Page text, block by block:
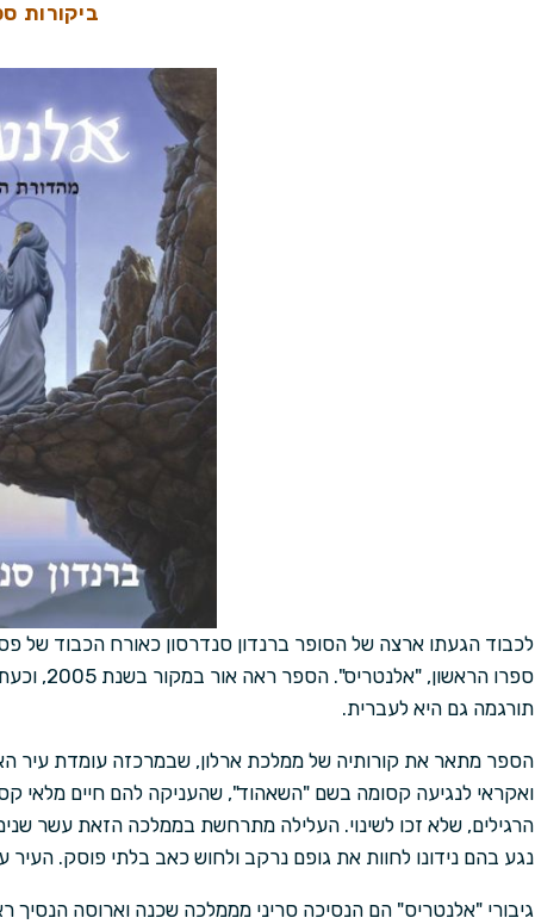
ביקורות
ספרו
תורגמה גם היא לעברית.
הספר מתאר את קורותיה של ממלכת ארלון, שבמרכזה עומדת עיר
ואקראי לנגיעה קסומה בשם "השאהוד", שהעניקה להם חיים מלאי
הרגילים, שלא זכו לשינוי. העלילה מתרחשת בממלכה הזאת עשר
נגע בהם נידונו לחוות את גופם נרקב ולחוש כאב בלתי פוסק.
גיבורי "אלנטריס" הם הנסיכה סריני מממלכה שכנה וארוסה